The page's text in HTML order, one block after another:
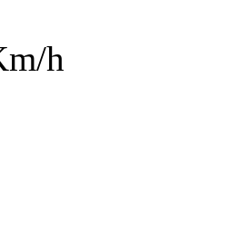
h